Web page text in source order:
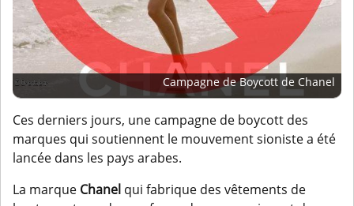
Campagne de Boycott de Chanel
Ces derniers jours, une campagne de boycott des
marques qui soutiennent le mouvement sioniste a été
lancée dans les pays arabes.
La marque Chanel qui fabrique des vêtements de